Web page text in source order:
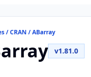
/ CRAN / ABarray
v1.81.0